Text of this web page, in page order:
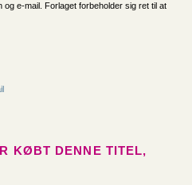
e-mail. Forlaget forbeholder sig ret til at
KØBT DENNE TITEL,